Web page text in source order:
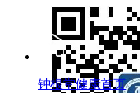
钟根堂健康首页